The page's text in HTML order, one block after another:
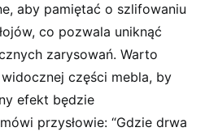
aby pamiętać o szlifowaniu
co pozwala uniknąć
zarysowań.‍ Warto
części mebla, by
efekt będzie
przysłowie: “Gdzie drwa